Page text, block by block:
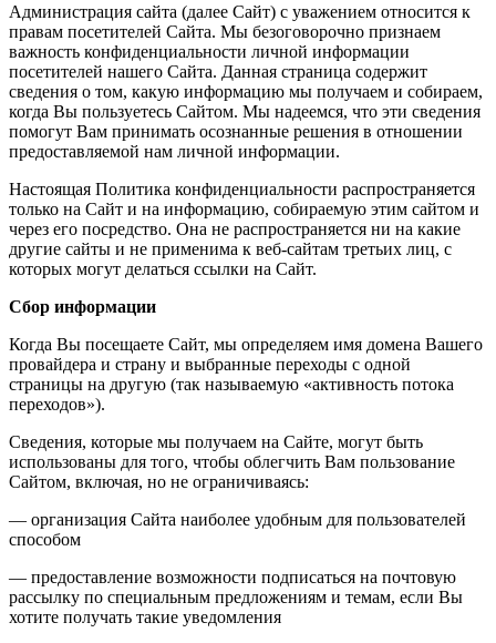
Администрация сайта (далее Сайт) с уважением относится к
правам посетителей Сайта. Мы безоговорочно признаем
важность конфиденциальности личной информации
посетителей нашего Сайта. Данная страница содержит
сведения о том, какую информацию мы получаем и собираем,
когда Вы пользуетесь Сайтом. Мы надеемся, что эти сведения
помогут Вам принимать осознанные решения в отношении
предоставляемой нам личной информации.
Настоящая Политика конфиденциальности распространяется
только на Сайт и на информацию, собираемую этим сайтом и
через его посредство. Она не распространяется ни на какие
другие сайты и не применима к веб-сайтам третьих лиц, с
которых могут делаться ссылки на Сайт.
Сбор информации
Когда Вы посещаете Сайт, мы определяем имя домена Вашего
провайдера и страну и выбранные переходы с одной
страницы на другую (так называемую «активность потока
переходов»).
Сведения, которые мы получаем на Сайте, могут быть
использованы для того, чтобы облегчить Вам пользование
Сайтом, включая, но не ограничиваясь:
— организация Сайта наиболее удобным для пользователей
способом
— предоставление возможности подписаться на почтовую
рассылку по специальным предложениям и темам, если Вы
хотите получать такие уведомления